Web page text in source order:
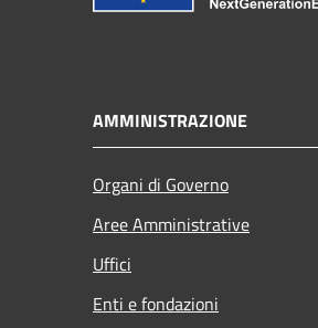
AMMINISTRAZIONE
Organi di Governo
Aree Amministrative
Uffici
Enti e fondazioni